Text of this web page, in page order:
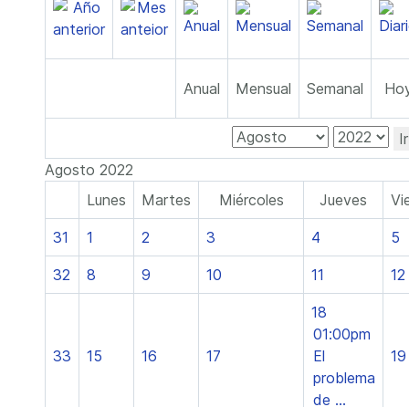
Anual Mensual Semanal
Agosto 2022
Lunes
Martes Miércoles Jueves
31 1 2 3 4 5
32 8 9 10 11 12
33 15 16 17
18
01:00pm
El
problema
de ...
19